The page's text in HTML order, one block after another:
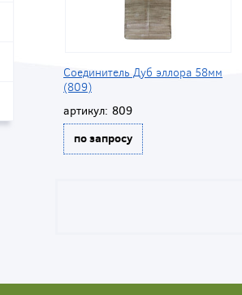
Соединитель Дуб эллора 58мм
(809)
артикул: 809
по запросу